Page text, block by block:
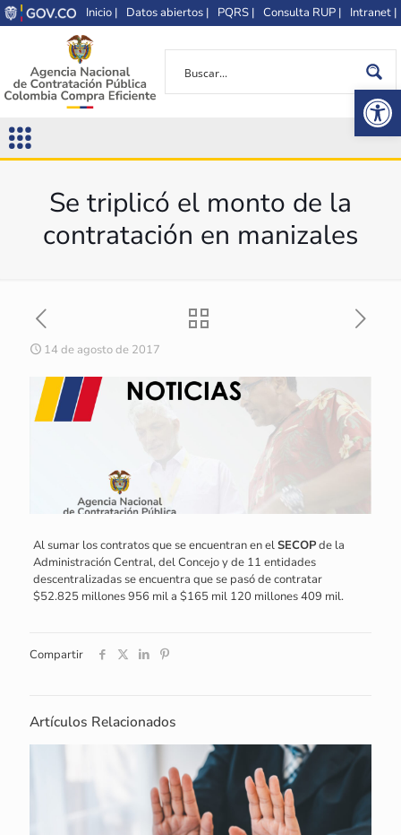
Inicio | Datos abiertos | PQRS | Consulta RUP | Intranet |
Se triplicó el monto de la
contratación en manizales
14 de agosto de 2017
Al sumar los contratos que se encuentran en elSECOPde la
Administración Central, del Concejo y de 11 entidades
descentralizadas se encuentra que se pasó de contratar
$52.825 millones 956 mil a $165 mil 120 millones 409 mil.
Compartir
Artículos Relacionados